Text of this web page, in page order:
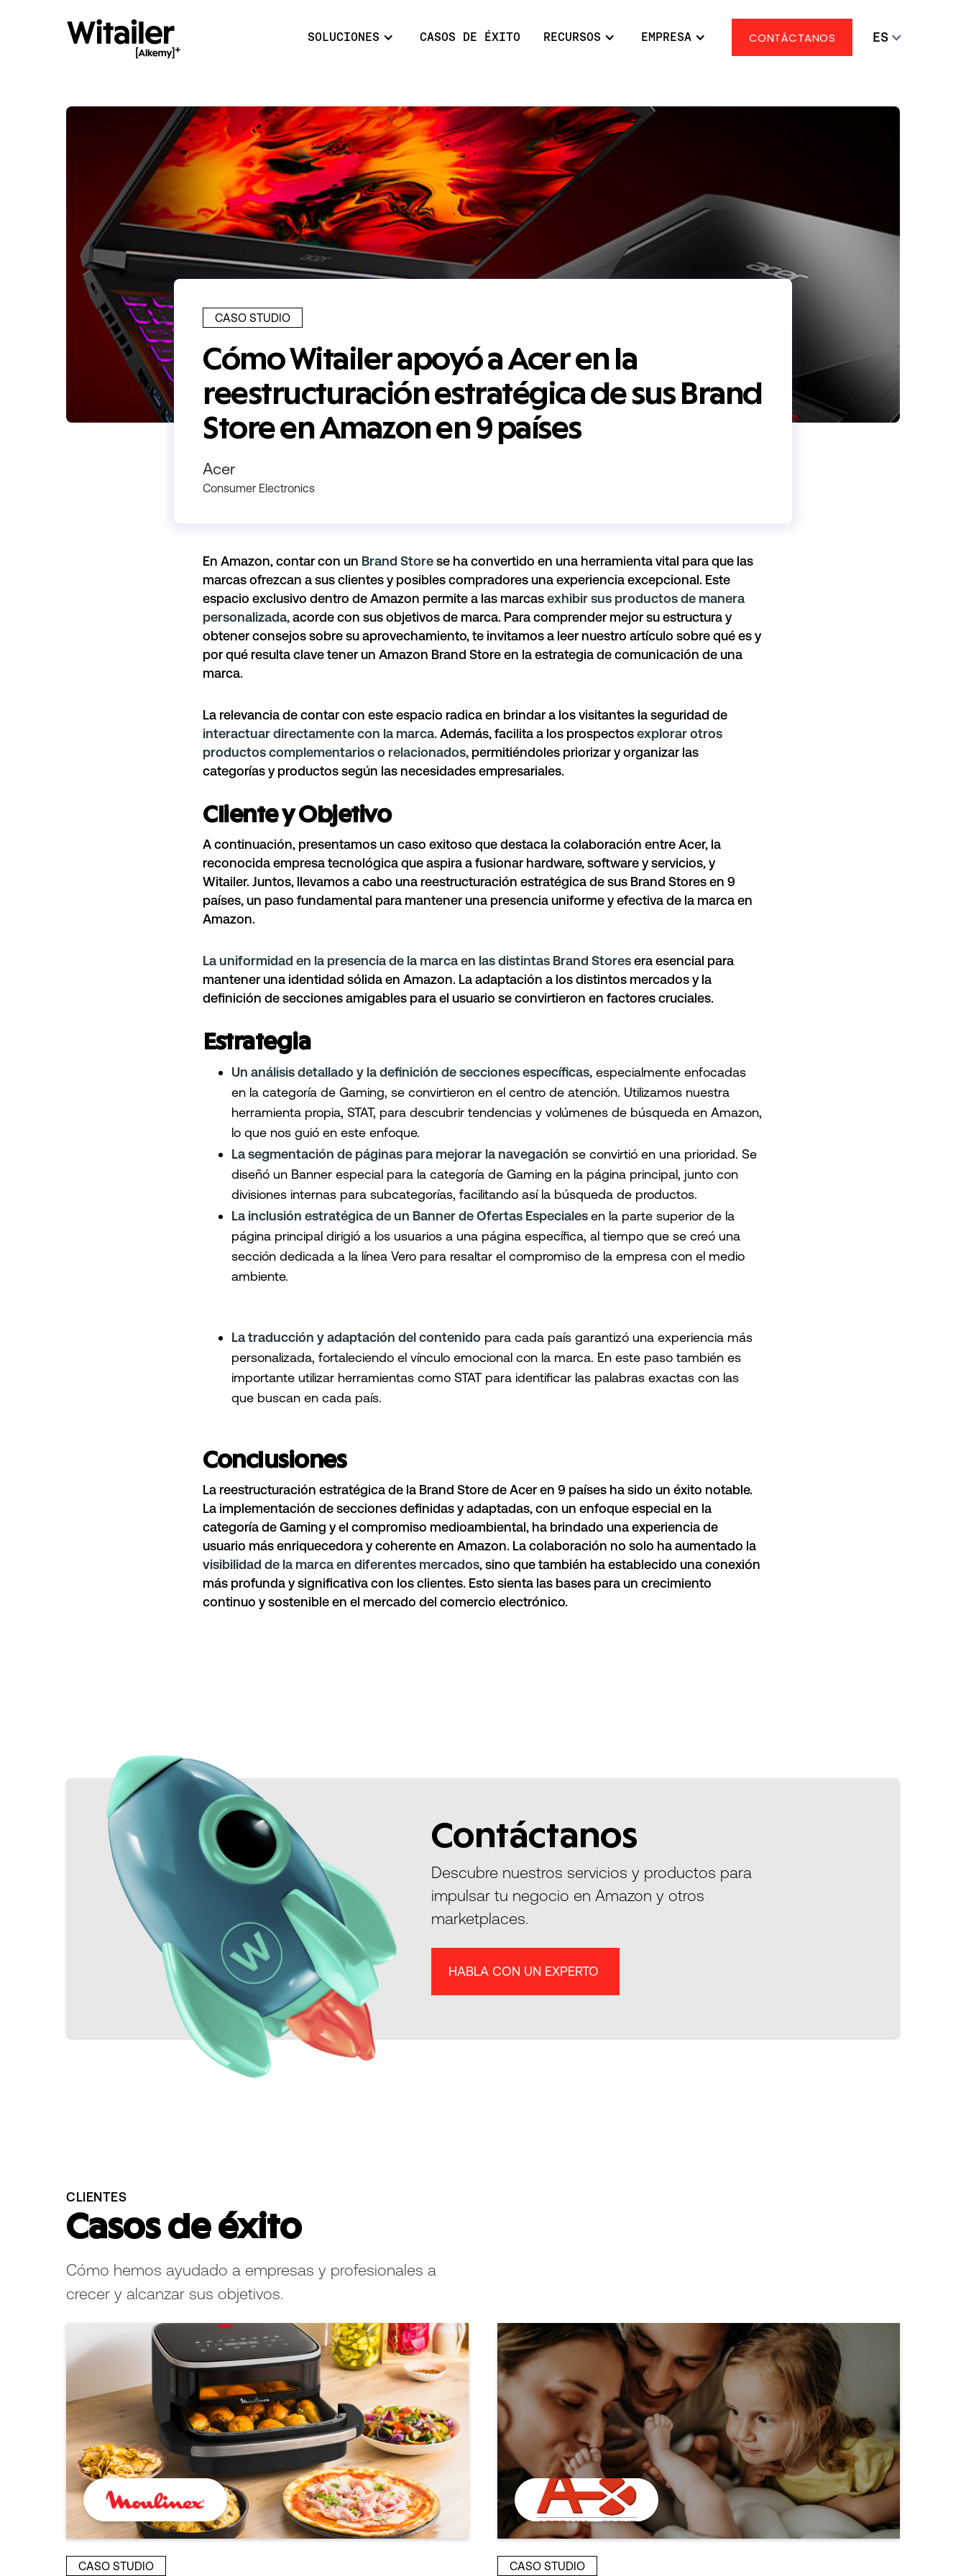
SOLUCIONES CASOS DE ÉXITO RECURSOS EMPRESA CONTÁCTANOS ES
CASO STUDIO
Cómo Witailer apoyó a Acer en la
reestructuración estratégica de sus Brand
Store en Amazon en 9 países
Acer
Consumer Electronics
En Amazon, contar con un Brand Storese ha convertido en una herramienta vital para que las
marcas ofrezcan a sus clientes y posibles compradores una experiencia excepcional. Este
espacio exclusivo dentro de Amazon permite a las marcasexhibir sus productos de manera
personalizada,acorde con sus objetivos de marca. Para comprender mejor su estructura y
obtener consejos sobre su aprovechamiento, te invitamos a leer nuestro artículo sobre qué es y
por qué resulta clave tener un Amazon Brand Store en la estrategia de comunicación de una
marca.
La relevancia de contar con este espacio radica en brindar a los visitantes la seguridad de
interactuar directamente con la marca.Además, facilita a los prospectosexplorar otros
productos complementarios o relacionados, permitiéndoles priorizar y organizar las
categorías y productos según las necesidades empresariales.
Cliente y Objetivo
A continuación, presentamos un caso exitoso que destaca la colaboración entreAcer, la
reconocida empresa tecnológica que aspira a fusionar hardware, software y servicios, y
Witailer. Juntos, llevamos a cabo una reestructuración estratégica de sus Brand Stores en 9
países, un paso fundamental para mantener una presencia uniforme y efectiva de la marca en
Amazon.
La uniformidad en la presencia de la marca en las distintas Brand Storesera esencial para
mantener una identidad sólida en Amazon. La adaptación a los distintos mercados y la
definición de secciones amigables para el usuario se convirtieron en factores cruciales.
Estrategia
Un análisis detallado y la definición de secciones específicas, especialmente enfocadas
en la categoría de Gaming, se convirtieron en el centro de atención. Utilizamos nuestra
herramienta propia, STAT, para descubrir tendencias y volúmenes de búsqueda en Amazon,
lo que nos guió en este enfoque.
La segmentación de páginas para mejorar la navegación se convirtió en una prioridad. Se
diseñó un Banner especial para la categoría de Gaming en la página principal, junto con
divisiones internas para subcategorías, facilitando así la búsqueda de productos.
La inclusión estratégica de un Banner de Ofertas Especialesen la parte superior de la
página principal dirigió a los usuarios a una página específica, al tiempo que se creó una
sección dedicada a la línea Vero para resaltar el compromiso de la empresa con el medio
ambiente.
La traducción y adaptación del contenido para cada país garantizó una experiencia más
personalizada, fortaleciendo el vínculo emocional con la marca. En este paso también es
importante utilizar herramientas como STAT para identificar las palabras exactas con las
que buscan en cada país.
Conclusiones
La reestructuración estratégica de la Brand Store de Aceren 9 países ha sido un éxito notable.
La implementación de secciones definidas y adaptadas, con un enfoque especial en la
categoría de Gaming y el compromiso medioambiental, ha brindado una experiencia de
usuario más enriquecedora y coherente en Amazon. La colaboración no solo ha aumentado la
visibilidad de la marca en diferentes mercados, sino que también ha establecido unaconexión
más profunda y significativa con los clientes. Esto sienta las bases para un crecimiento
continuo y sostenible en el mercado del comercio electrónico.
Contáctanos
Descubre nuestros servicios y productos para
impulsar tu negocio en Amazon y otros
marketplaces.
HABLA CON UN EXPERTO
CLIENTES
Casos de éxito
Cómo hemos ayudado a empresas y profesionales a
crecer y alcanzar sus objetivos.
CASO STUDIO CASO STUDIO